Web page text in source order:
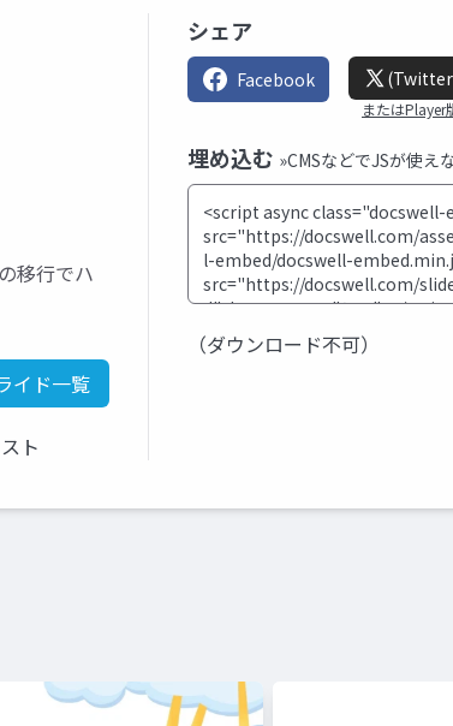
移行でハ
イド一覧
ト
シェア
Facebook
またはPlayer
埋め込む »CMSなどでJSが使え
（ダウンロード不可）